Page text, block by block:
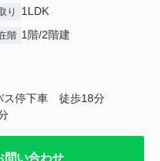
り 1LDK
階 1階/2階建
ス停下車 徒歩18分
問い合わせ